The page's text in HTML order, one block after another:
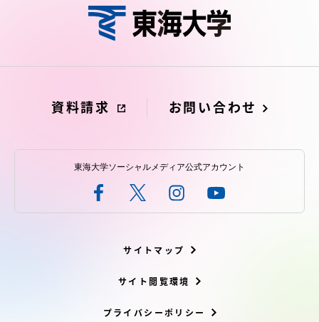
資料請求 お問い合わせ
東海大学ソーシャルメディア公式アカウント
サイトマップ
サイト閲覧環境
プライバシーポリシー